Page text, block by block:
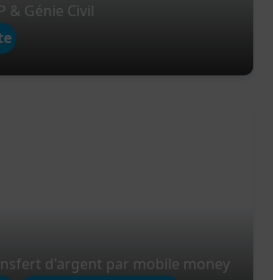
& Génie Civil
d'argent par mobile money